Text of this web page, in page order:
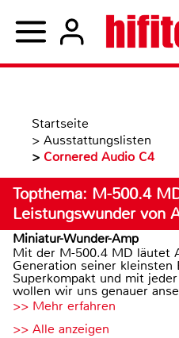
Startseite
> Ausstattungslisten
> Cornered Audio C4
Topthema: M-500.4
Leistungswunder von
Miniatur-Wunder-Amp
Mit der M-500.4 MD läutet
Generation seiner kleinsten
Superkompakt und mit
wollen wir uns genauer
>> Mehr erfahren
>> Alle anzeigen